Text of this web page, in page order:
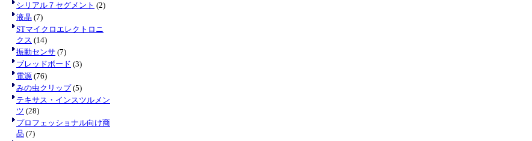
シリアル７セグメント (2)
液晶 (7)
STマイクロエレクトロニ
クス (14)
振動センサ (7)
ブレッドボード (3)
電源 (76)
みの虫クリップ(5)
テキサス・インスツルメン
ツ (28)
プロフェッショナル向け商
品 (7)